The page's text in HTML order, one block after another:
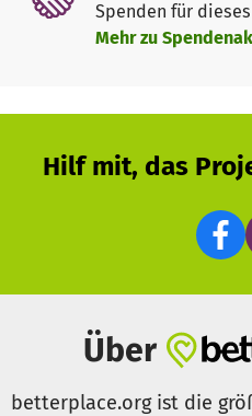
Spenden für
Mehr zu
Hilf mit, das
Über
betterplace.org ist die